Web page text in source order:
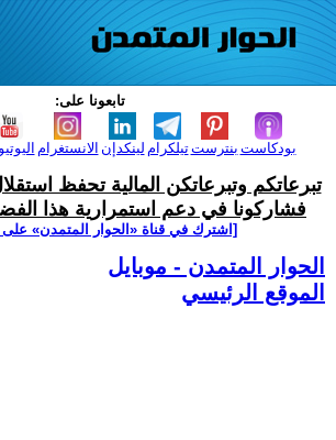
تابعونا على:
الانستغرام لينكدإن تيلكرامبنترست بودكاست
تبرعاتكم وتبرعاتكن المالية تحفظ
فشاركونا في دعم استمرارية هذا
[اشترك في قناة ‫«الحوار المتمدن» على
الحوار المتمدن - موبايل
الموقع الرئيسي